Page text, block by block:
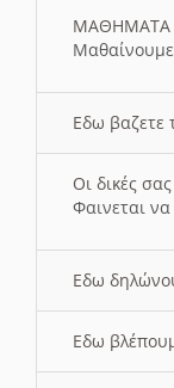
ΜΑΘΗΜΑΤΑ
Εδω βαζετε
Οι δικές
Φαινεται
Εδω
Εδω